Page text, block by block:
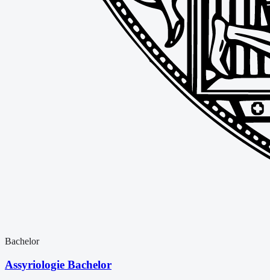
Bachelor
Assyriologie Bachelor